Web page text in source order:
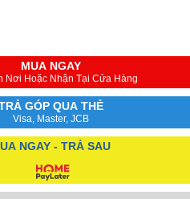
MUA NGAY
Nơi Hoặc Nhận Tại Cửa Hàng
GÓP QUA THẺ
Visa, Master, JCB
NGAY - TRẢ SAU